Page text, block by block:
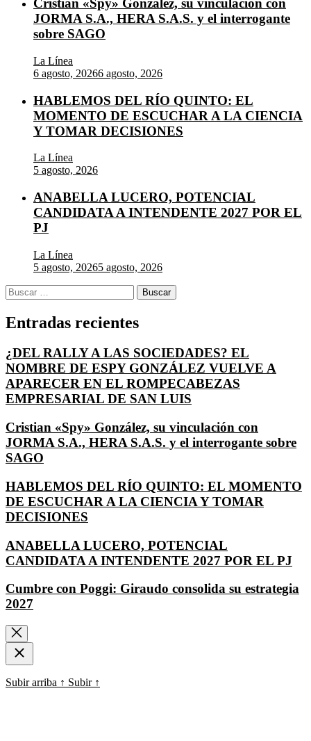
Cristian «Spy» González, su vinculación con
JORMA S.A., HERA S.A.S. y el interrogante
sobre SAGO
La Línea
6 agosto, 20266 agosto, 2026
HABLEMOS DEL RÍO QUINTO: EL
MOMENTO DE ESCUCHAR A LA CIENCIA
Y TOMAR DECISIONES
La Línea
5 agosto, 2026
ANABELLA LUCERO, POTENCIAL
CANDIDATA A INTENDENTE 2027 POR EL
PJ
La Línea
5 agosto, 20265 agosto, 2026
Buscar:
Entradas recientes
¿DEL RALLY A LAS SOCIEDADES? EL
NOMBRE DE ESPY GONZÁLEZ VUELVE A
APARECER EN EL ROMPECABEZAS
EMPRESARIAL DE SAN LUIS
Cristian «Spy» González, su vinculación con
JORMA S.A., HERA S.A.S. y el interrogante sobre
SAGO
HABLEMOS DEL RÍO QUINTO: EL MOMENTO
DE ESCUCHAR A LA CIENCIA Y TOMAR
DECISIONES
ANABELLA LUCERO, POTENCIAL
CANDIDATA A INTENDENTE 2027 POR EL PJ
Cumbre con Poggi: Giraudo consolida su estrategia
2027
Subir arriba ↑ Subir ↑